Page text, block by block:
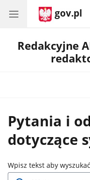
gov.pl
Redakcyjne
Pytania i
dotyczące
Wpisz tekst aby wyszukać